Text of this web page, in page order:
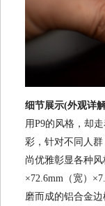
细节展示(外观详
用P9的风格，却
彩，针对不同人
尚优雅彰显各种风
×72.6mm（宽）
磨而成的铝合金